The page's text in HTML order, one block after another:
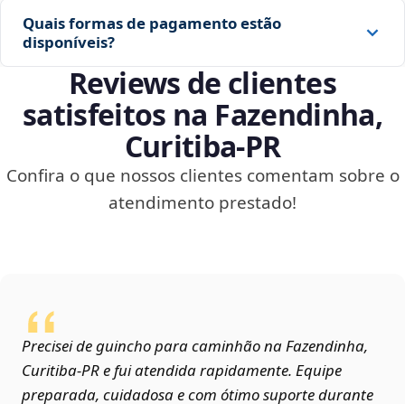
Quais formas de pagamento estão
disponíveis?
Reviews de clientes
satisfeitos na Fazendinha,
Curitiba‑PR
Confira o que nossos clientes comentam sobre o
atendimento prestado!
Precisei de guincho para caminhão na Fazendinha,
Curitiba‑PR e fui atendida rapidamente. Equipe
preparada, cuidadosa e com ótimo suporte durante